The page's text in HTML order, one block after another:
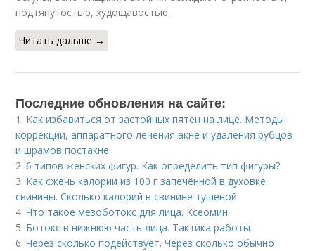
подтянутостью, худощавостью.
Читать дальше →
Последние обновления на сайте:
1. Как избавиться от застойных пятен на лице. Методы
коррекции, аппаратного лечения акне и удаления рубцов
и шрамов постакне
2.6 типов женских фигур. Как определить тип фигуры?
3. Как сжечь калории из 100 г запечённой в духовке
свинины. Сколько калорий в свинине тушеной
4.Что такое мезоботокс для лица. Ксеомин
5. Ботокс в нижнюю часть лица. Тактика работы
6.Через сколько подействует. Через сколько обычно